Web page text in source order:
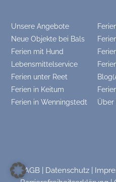
Unsere Angebote
Neue Objekte bei Bals
Ferien mit Hund
Lebensmittelservice
Ferien unter Reet
Ferien in Keitum
Ferien in Wenningstedt
Über
AGB| Datenschutz|